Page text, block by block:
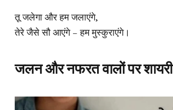
तू जलेगा और हम जलाएंगे,
तेरे जैसे सौ आएंगे – हम मुस्कुराएंगे।
जलन और नफरत वालों पर शायरी